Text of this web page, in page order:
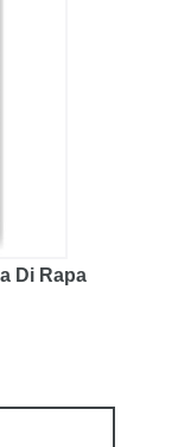
Di Rapa